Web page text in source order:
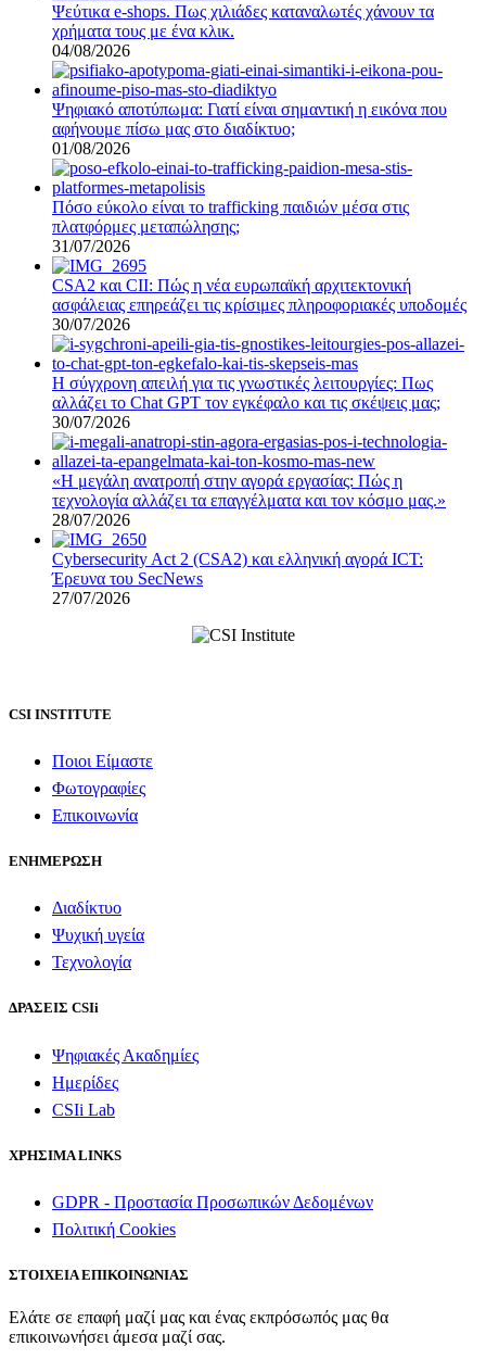
Ψεύτικα e-shops. Πως χιλιάδες καταναλωτές χάνουν τα
χρήματα τους με ένα κλικ.
04/08/2026
Ψηφιακό αποτύπωμα: Γιατί είναι σημαντική η εικόνα που
αφήνουμε πίσω μας στο διαδίκτυο;
01/08/2026
Πόσο εύκολο είναι το trafficking παιδιών μέσα στις
πλατφόρμες μεταπώλησης;
31/07/2026
CSA2 και CII: Πώς η νέα ευρωπαϊκή αρχιτεκτονική
ασφάλειας επηρεάζει τις κρίσιμες πληροφοριακές υποδομές
30/07/2026
Η σύγχρονη απειλή για τις γνωστικές λειτουργίες: Πως
αλλάζει το Chat GPT τον εγκέφαλο και τις σκέψεις μας;
30/07/2026
«Η μεγάλη ανατροπή στην αγορά εργασίας: Πώς η
τεχνολογία αλλάζει τα επαγγέλματα και τον κόσμο μας.»
28/07/2026
Cybersecurity Act 2 (CSA2) και ελληνική αγορά ICT:
Έρευνα του SecNews
27/07/2026
CSI INSTITUTE
Ποιοι Είμαστε
Φωτογραφίες
Επικοινωνία
ΕΝΗΜΕΡΩΣΗ
Διαδίκτυο
Ψυχική υγεία
Τεχνολογία
ΔΡΑΣΕΙΣ CSIi
Ψηφιακές Ακαδημίες
Ημερίδες
CSIi Lab
ΧΡΗΣΙΜΑ LINKS
GDPR - Προστασία Προσωπικών Δεδομένων
Πολιτική Cookies
ΣΤΟΙΧΕΙΑ ΕΠΙΚΟΙΝΩΝΙΑΣ
Ελάτε σε επαφή μαζί μας και ένας εκπρόσωπός μας θα
επικοινωνήσει άμεσα μαζί σας.